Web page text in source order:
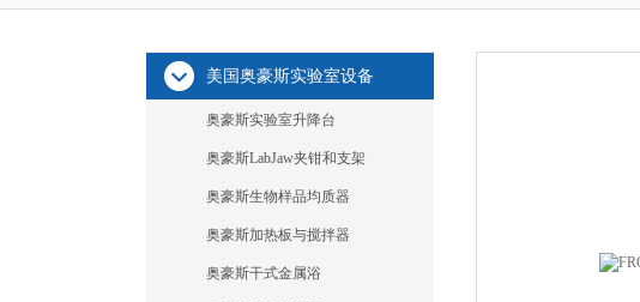
美国奥豪斯实验室设备
奥豪斯实验室升降台
奥豪斯LabJaw夹钳和支架
奥豪斯生物样品均质器
奥豪斯加热板与搅拌器
奥豪斯干式金属浴